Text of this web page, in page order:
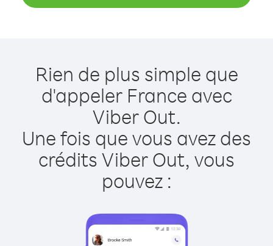
Rien de plus simple que
d'appeler France avec
Viber Out.
Une fois que vous avez des
crédits Viber Out, vous
pouvez :